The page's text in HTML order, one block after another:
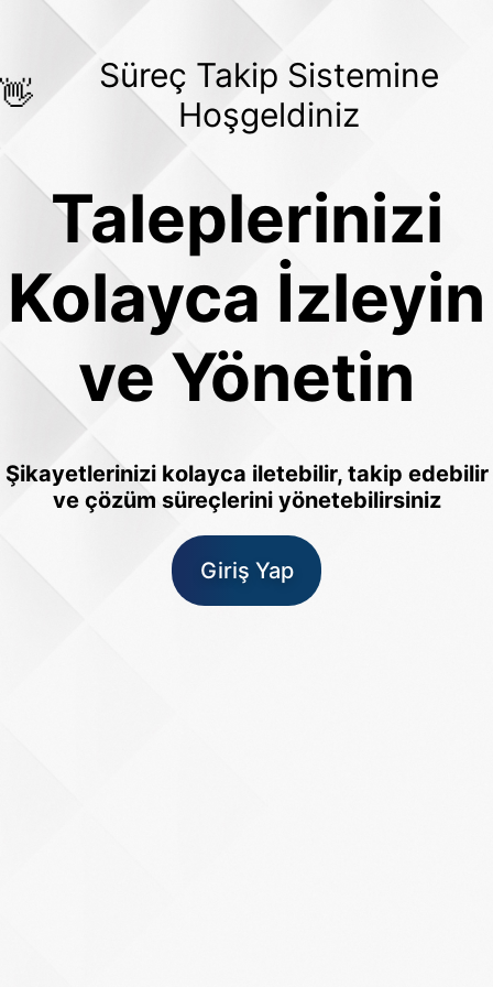
👋
Süreç Takip Sistemine
Hoşgeldiniz
Taleplerinizi
Kolayca İzleyin
ve Yönetin
Şikayetlerinizi kolayca iletebilir, takip edebilir
ve çözüm süreçlerini yönetebilirsiniz
Giriş Yap